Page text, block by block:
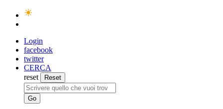
Login
facebook
twitter
CERCA
reset